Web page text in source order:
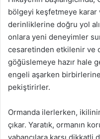
bölgeyi keşfetmeye karar
derinliklerine doğru yol
onlara yeni deneyimler
cesaretinden etkilenir ve
göğüslemeye hazır hale
engeli aşarken
pekiştirirler.
Ormanda ilerlerken,
çıkar. Yaratık, ormanın